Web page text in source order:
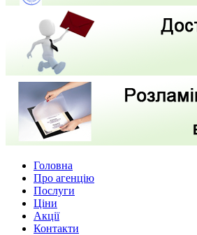
Головна
Про агенцію
Послуги
Ціни
Акції
Контакти